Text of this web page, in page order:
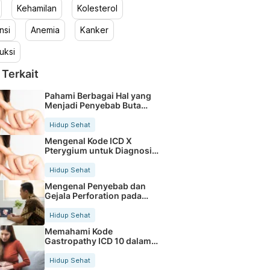
Kehamilan Kolesterol
Anemia Kanker
Pahami Berbagai Hal yang
Menjadi Penyebab Buta
Hidup Sehat
Mengenal Kode ICD X
Pterygium untuk Diagnosis
Hidup Sehat
Mengenal Penyebab dan
Gejala Perforation pada
Tubuh
Hidup Sehat
Memahami Kode
Gastropathy ICD 10 dalam
Rekam Medis Pasien
Hidup Sehat